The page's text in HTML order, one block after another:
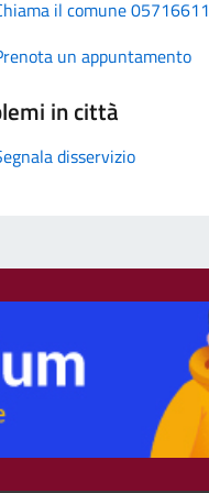
il comune 05716611
un appuntamento
in città
disservizio